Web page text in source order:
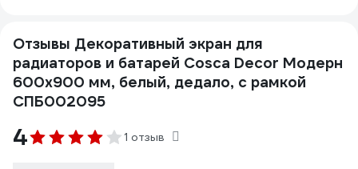
Отзывы Декоративный экран для
радиаторов и батарей Cosca Decor Модерн
600x900 мм, белый, дедало, с рамкой
СПБ002095
4 1 отзыв